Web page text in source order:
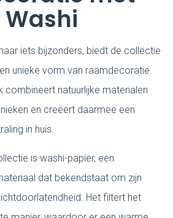
iets bijzonders, biedt de collectie
unieke vorm van raamdecoratie.
combineert natuurlijke materialen
en creëert daarmee een
in huis.
is washi-papier, een
dat bekendstaat om zijn
Het filtert het